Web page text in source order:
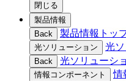
閉じる
製品情報
Back
製品情報トッ
光ソリューション 光
Back 光ソリューシ
情報コンポーネント 情